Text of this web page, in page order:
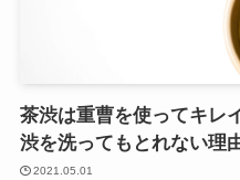
茶渋は重曹を使ってキレ
渋を洗ってもとれない理
2021.05.01